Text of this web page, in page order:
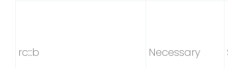
rc::b Necessary